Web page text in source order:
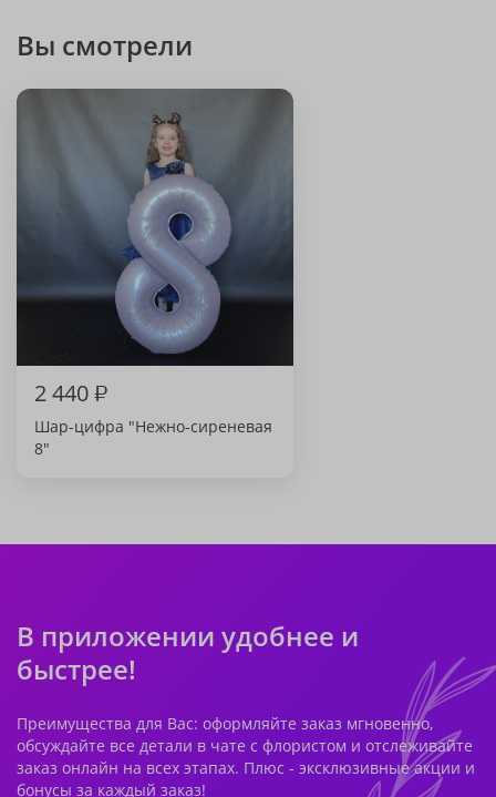
Вы смотрели
2 440₽
Шар-цифра "Нежно-сиреневая
8"
В приложении удобнее и
быстрее!
Преимущества для Вас: оформляйте заказ мгновенно,
обсуждайте все детали в чате с флористом и отслеживайте
заказ онлайн на всех этапах. Плюс - эксклюзивные акции и
бонусы за каждый заказ!